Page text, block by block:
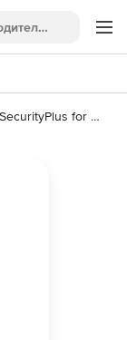
SecurityPlus for MDaemon